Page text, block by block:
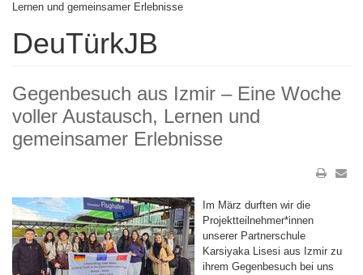
Lernen und gemeinsamer Erlebnisse
DeuTürkJB
Gegenbesuch aus Izmir – Eine Woche
voller Austausch, Lernen und
gemeinsamer Erlebnisse
Im März durften wir die
Projektteilnehmer*innen
unserer Partnerschule
Karsiyaka Lisesi aus Izmir zu
ihrem Gegenbesuch bei uns